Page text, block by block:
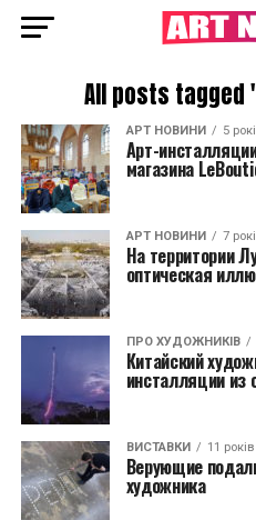
All posts
АРТ НОВИНИ 5
Арт-
магазина
АРТ НОВИНИ 7
На территории
оптическая
ПРО ХУДОЖНИКІВ
Китайский
инсталляции из
ВИСТАВКИ 11
Верующие
художника